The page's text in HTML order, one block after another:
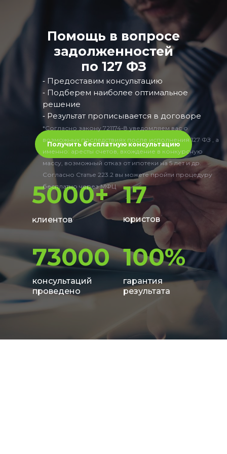
Помощь в вопросе
задолженностей
по 127 ФЗ
Получить бесплатную консультацию
5000+
ĸлиентов
17
юристов
73000
консультаций
проведено
100%
гарантия
результата
⁃ Предоставим консультацию
⁃ Подберем наиболее оптимальное
решение
⁃ Результат прописывается в договоре
*Согласно закону 721174-8 уведомляем вас о
возможных последствиях после исполнения 127 ФЗ , а
именно: аресты счетов, вхождение в конкурсную
массу, возможный отказ от ипотеки на 5 лет и др.
Согласно Статье 223.2 вы можете пройти процедуру
бесплатно через МФЦ